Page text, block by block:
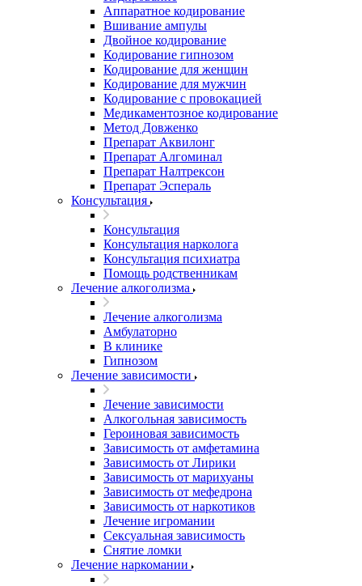
Аппаратное кодирование
Вшивание ампулы
Двойное кодирование
Кодирование гипнозом
Кодирование для женщин
Кодирование для мужчин
Кодирование с провокацией
Медикаментозное кодирование
Метод Довженко
Препарат Аквилонг
Препарат Алгоминал
Препарат Налтрексон
Препарат Эспераль
Консультация
Консультация
Консультация нарколога
Консультация психиатра
Помощь родственникам
Лечение алкоголизма
Лечение алкоголизма
Амбулаторно
В клинике
Гипнозом
Лечение зависимости
Лечение зависимости
Алкогольная зависимость
Героиновая зависимость
Зависимость от амфетамина
Зависимость от Лирики
Зависимость от марихуаны
Зависимость от мефедрона
Зависимость от наркотиков
Лечение игромании
Сексуальная зависимость
Снятие ломки
Лечение наркомании